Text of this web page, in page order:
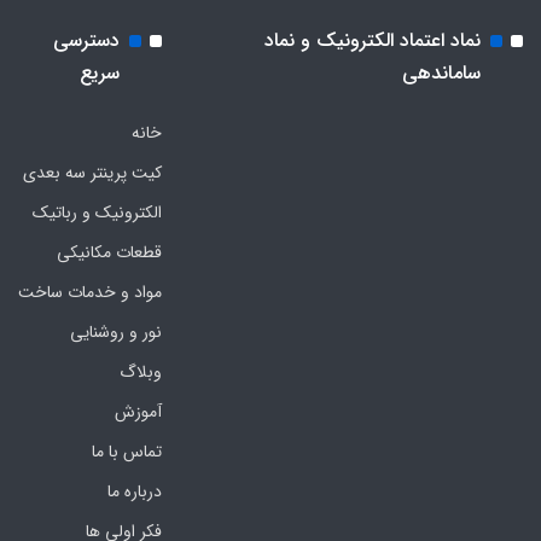
نماد اعتماد الکترونیک و نماد
ساماندهی
دسترسی
سریع
خانه
کیت پرینتر سه بعدی
الکترونیک و رباتیک
قطعات مکانیکی
مواد و خدمات ساخت
نور و روشنایی
وبلاگ
آموزش
تماس با ما
درباره ما
فکر اولی ها